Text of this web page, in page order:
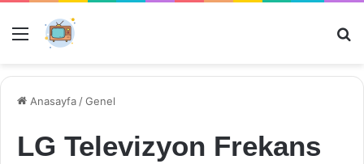
Menü
Anasayfa /Genel
LG Televizyon Frekans